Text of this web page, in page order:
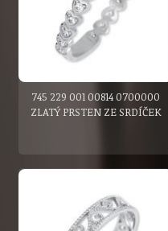
745 229 001 00814 0700000
ZLATÝ PRSTEN ZE SRDÍČEK